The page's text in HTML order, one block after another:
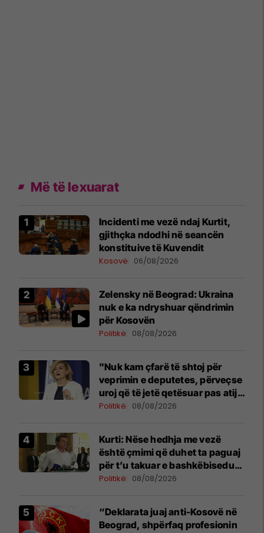
Më të lexuarat
Incidenti me vezë ndaj Kurtit,
gjithçka ndodhi në seancën
konstituive të Kuvendit
Kosovë 06/08/2026
Zelensky në Beograd: Ukraina
nuk e ka ndryshuar qëndrimin
për Kosovën
Politikë 08/08/2026
"Nuk kam çfarë të shtoj për
veprimin e deputetes, përveçse
uroj që të jetë qetësuar pas atij
momenti", reagon Kusari-Lila
Politikë 08/08/2026
Kurti: Nëse hedhja me vezë
është çmimi që duhet ta paguaj
për t’u takuar e bashkëbiseduar
jam i lumtur ta bëj këtë
Politikë 08/08/2026
“Deklarata juaj anti-Kosovë në
Beograd, shpërfaq profesionin